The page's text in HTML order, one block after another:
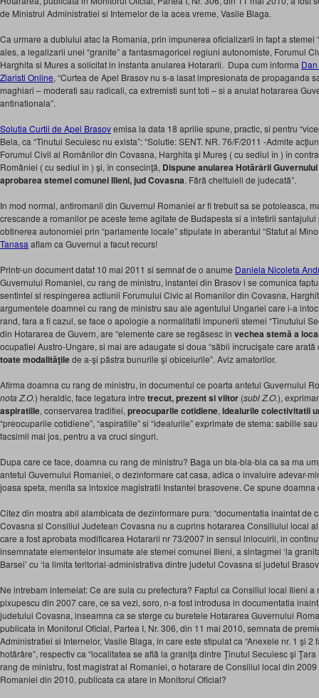
de Ministrul Administratiei si Internelor de la acea vreme, Vasile Blaga.
Ca urmare a dublului atac la Romania, prin impunerea oficializarii in fapt a stemei
ales, a legalizarii unei “granite” a fantasmagoricei regiuni autonomiste, Forumul
Harghita si Mures a solicitat in instanta anularea Hotararii. Dupa cum informa
Ziaristi Online, “Curtea de Apel Brasov nu s-a lasat impresionata de propaganda
maghiari – moderati sau radicali, ca extremisti sunt toti – si a anulat hotararea
antinationala”.
Solutia Curtii de Apel Brasovemisa la data 18 aprilie spune, practic, si pentru
Bela, ca “Tinutul Secuiesc nu exista”: “Solutie: SENT. NR. 76/F/2011 -Admite
Forumul Civil al Românilor din Covasna, Harghita şi Mureş ( cu sediul în ) în
României ( cu sediul în ) şi, în consecinţă, Dispune anularea Hotărârii
aprobarea stemei comunei Ilieni, jud Covasna. Fără cheltuieli de judecată”.
In mod normal, antiromanii din Guvernul Romaniei ar fi trebuit sa se potoleasca,
crescande a romanilor pe aceste teme agitate de Budapesta si a intetirii
obtinerea autonomiei prin “parlamente locale” stipulate in aberantul “Statut al
Tanasa aflam ca Guvernul a facut recurs!
Printr-un document datat 10 mai 2011 si semnat de o anume Daniela Nicoleta
Guvernului Romaniei, cu rang de ministru, instantei din Brasov i se comunica
sentintei si respingerea actiunii Forumului Civic al Romanilor din Covasna,
argumentele doamnei cu rang de ministru sau ale agentului Ungariei care i-a
rand, fara a fi cazul, se face o apologie a normalitatii impunerii stemei “Tinutului
din Hotararea de Guvern, are “elemente care se regăsesc în vechea stemă a
ocupatiei Austro-Ungare, si mai are adaugate si doua “săbii încrucişate care
toate modalităţilede a-şi păstra bunurile şi obiceiurile”. Aviz amatorilor.
Afirma doamna cu rang de ministru, in documentul ce poarta antetul Guvernului
nota Z.O.) heraldic, face legatura intre trecut, prezent si viitor (subl Z.O.),
aspiratiile, conservarea traditiei, preocuparile cotidiene, idealurile colectivitatii
“preocuparile cotidiene”, “aspiratiile” si “idealurile” exprimate de stema: sabiile
facsimil mai jos, pentru a va cruci singuri.
Dupa care ce face, doamna cu rang de ministru? Baga un bla-bla-bla ca sa ma
antetul Guvernului Romaniei, o dezinformare cat casa, adica o invaluire adevar-
joasa speta, menita sa intoxice magistratii Instantei brasovene. Ce spune
Citez din mostra abil alambicata de dezinformare pura: “documentatia inaintat de
Covasna si Consiliul Judetean Covasna nu a cuprins hotararea Consiliului local
care a fost aprobata modificarea Hotararii nr 73/2007 in sensul inlocuirii, in
insemnatate elementelor insumate ale stemei comunei Ilieni, a sintagmei ‘la
Barsei’ cu ‘la limita teritorial-administrativa dintre judetul Covasna si judetul
Ne intrebam intemeiat: Ce are sula cu prefectura? Faptul ca Consiliul local Ilieni
pixupescu din 2007 care, ce sa vezi, soro, n-a fost introdusa in documentatia
judetului Covasna, inseamna ca se sterge cu buretele Hotararea Guvernului
publicata in Monitorul Oficial, Partea I, Nr. 306, din 11 mai 2010, semnata de
Administratiei si Internelor, Vasile Blaga, in care este stipulat ca “Anexele nr. 1 şi
hotărâre”, respectiv ca “localitatea se află la graniţa dintre Ţinutul Secuiesc şi
rang de ministru, fost magistrat al Romaniei, o hotarare de Consiliul local din
Romaniei din 2010, publicata ca atare in Monitorul Oficial?